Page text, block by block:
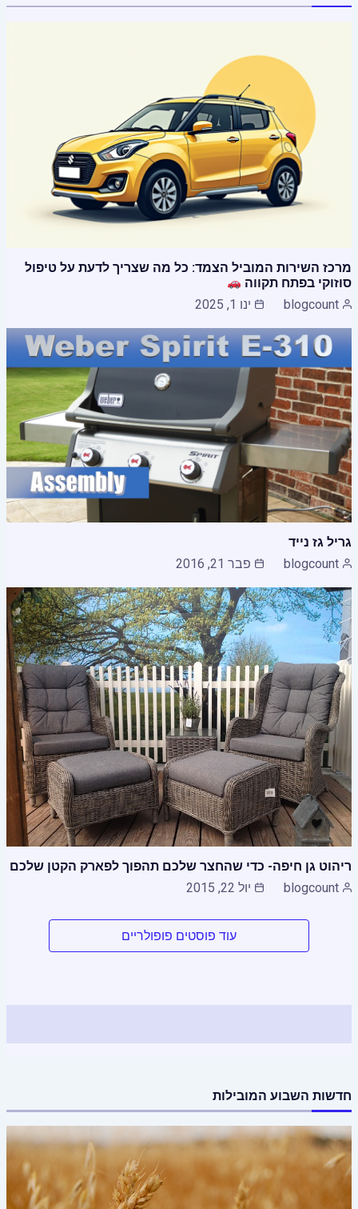
מרכז השירות המוביל הצמד: כל מה שצריך לדעת על טיפול
סוזוקי בפתח תקווה
blogcount
ינו 1, 2025
גריל גז נייד
blogcount
פבר 21, 2016
ריהוט גן חיפה- כדי שהחצר שלכם תהפוך לפארק הקטן שלכם
blogcount
יול 22, 2015
עוד פוסטים פופולריים
חדשות השבוע המובילות